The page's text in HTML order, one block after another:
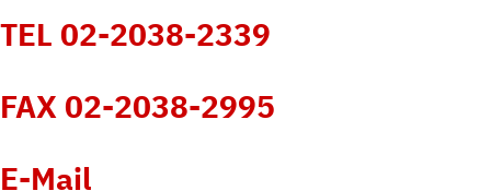
TEL 02-2038-2339
FAX 02-2038-2995
E-Mail